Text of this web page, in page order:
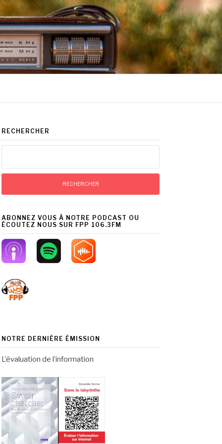
RECHERCHER
ABONNEZ VOUS À NOTRE PODCAST OU
ÉCOUTEZ NOUS SUR FPP 106.3FM
NOTRE DERNIÈRE ÉMISSION
L’évaluation de l’information